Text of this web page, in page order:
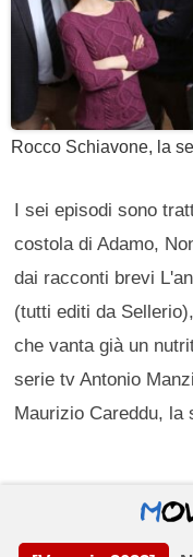
Rocco Schiavone, la
I sei episodi sono
costola di Adamo,
dai racconti brevi
(tutti editi da
che vanta già un
serie tv Antonio
Maurizio Careddu, la